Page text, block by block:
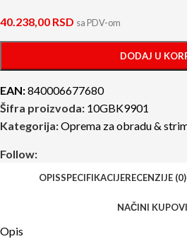
40.238,00 RSD sa PDV-om
DODAJ U
EAN:840006677680
Šifra proizvoda: 10GBK9901
Kategorija:Oprema za obradu &
Follow:
OPISSPECIFIKACIJERECENZIJE (0)
NAČINI
Opis